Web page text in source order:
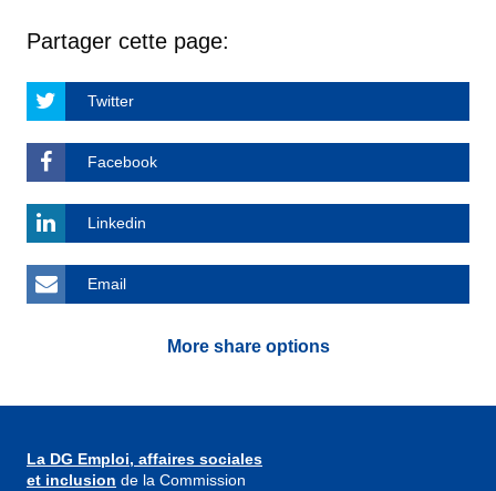
Partager cette page:
Twitter
Facebook
Linkedin
Email
More share options
La DG Emploi, affaires sociales
et inclusion de la Commission